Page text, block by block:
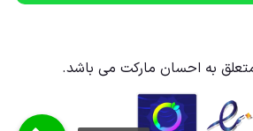
به احسان مارکت می باشد.